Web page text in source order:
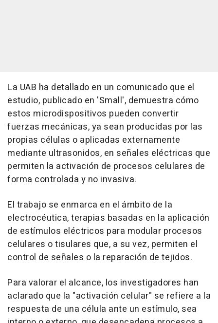
La UAB ha detallado en un comunicado que el
estudio, publicado en 'Small', demuestra cómo
estos microdispositivos pueden convertir
fuerzas mecánicas, ya sean producidas por las
propias células o aplicadas externamente
mediante ultrasonidos, en señales eléctricas que
permiten la activación de procesos celulares de
forma controlada y no invasiva.
El trabajo se enmarca en el ámbito de la
electrocéutica, terapias basadas en la aplicación
de estímulos eléctricos para modular procesos
celulares o tisulares que, a su vez, permiten el
control de señales o la reparación de tejidos.
Para valorar el alcance, los investigadores han
aclarado que la "activación celular" se refiere a la
respuesta de una célula ante un estímulo, sea